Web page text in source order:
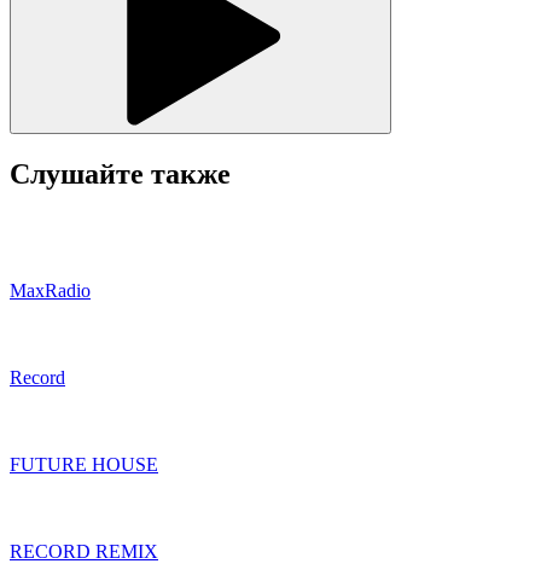
Слушайте также
MaxRadio
Record
FUTURE HOUSE
RECORD REMIX